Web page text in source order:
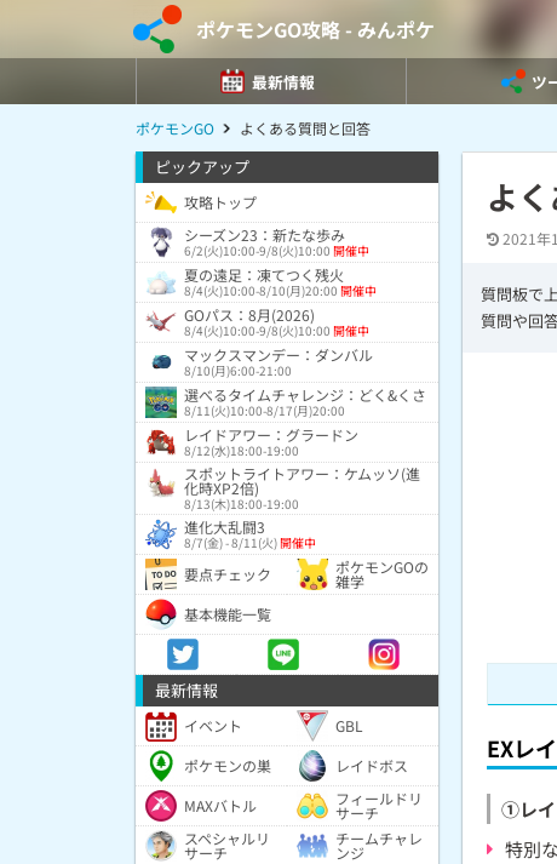
ポケモンGO攻略 - みんポケ
最新情報 ツ
ポケモンGO よくある質問と回答
よ
2021年
質問板で
質問や回
EXレ
①レイ
特別
ピックアップ
攻略トップ
シーズン23：新たな歩み
6/2(火)10:00-9/8(火)10:00 開催中
夏の遠足：凍てつく残火
8/4(火)10:00-8/10(月)20:00 開催中
GOパス：8月(2026)
8/4(火)10:00-9/8(火)10:00 開催中
マックスマンデー：ダンバル
8/10(月)6:00-21:00
選べるタイムチャレンジ：どく&くさ
8/11(火)10:00-8/17(月)20:00
レイドアワー：グラードン
8/12(水)18:00-19:00
スポットライトアワー：ケムッソ(進
化時XP2倍)
8/13(木)18:00-19:00
進化大乱闘3
8/7(金) - 8/11(火)開催中
要点チェック ポケモンGOの
雑学
基本機能一覧
最新情報
イベント
GBL
ポケモンの巣
レイドボス
MAXバトル
フィールドリ
サーチ
スペシャルリ
サーチ
チームチャレ
ンジ